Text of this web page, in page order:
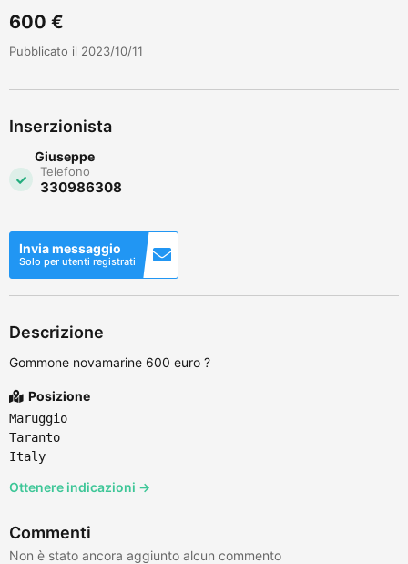
600 €
Pubblicato il 2023/10/11
Inserzionista
Giuseppe
Telefono
330986308
Invia messaggio
Solo per utenti registrati
Descrizione
Gommone novamarine 600 euro ?
Posizione
Maruggio
Taranto
Italy
Ottenere indicazioni →
Commenti
Non è stato ancora aggiunto alcun commento